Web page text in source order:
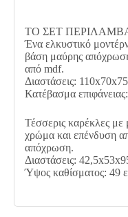
ΤΟ ΣΕΤ
Ένα ελκυστικό
βάση μαύρης
από mdf.
Διαστάσεις:
Κατέβασμα
Τέσσερις καρέκλες με
χρώμα και επένδυση
απόχρωση.
Διαστάσεις:
Ύψος καθίσματος: 49